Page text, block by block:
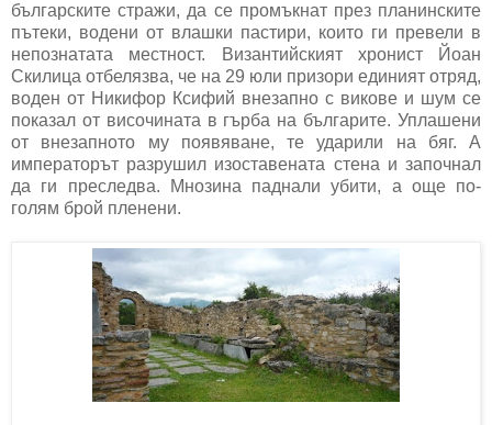
българските стражи, да се промъкнат през планинските
пътеки, водени от влашки пастири, които ги превели в
непознатата местност. Византийският хронист Йоан
Скилица отбелязва, че на 29 юли призори единият отряд,
воден от Никифор Ксифий внезапно с викове и шум се
показал от височината в гърба на българите. Уплашени
от внезапното му появяване, те ударили на бяг. А
императорът разрушил изоставената стена и започнал
да ги преследва. Мнозина паднали убити, а още по-
голям брой пленени.